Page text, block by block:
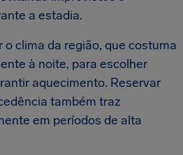
a estadia.
clima da região, que costuma
à noite, para escolher
aquecimento. Reservar
também traz
em períodos de alta